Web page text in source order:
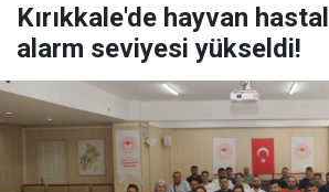
Kırıkkale'de hayvan
alarm seviyesi yükseldi!